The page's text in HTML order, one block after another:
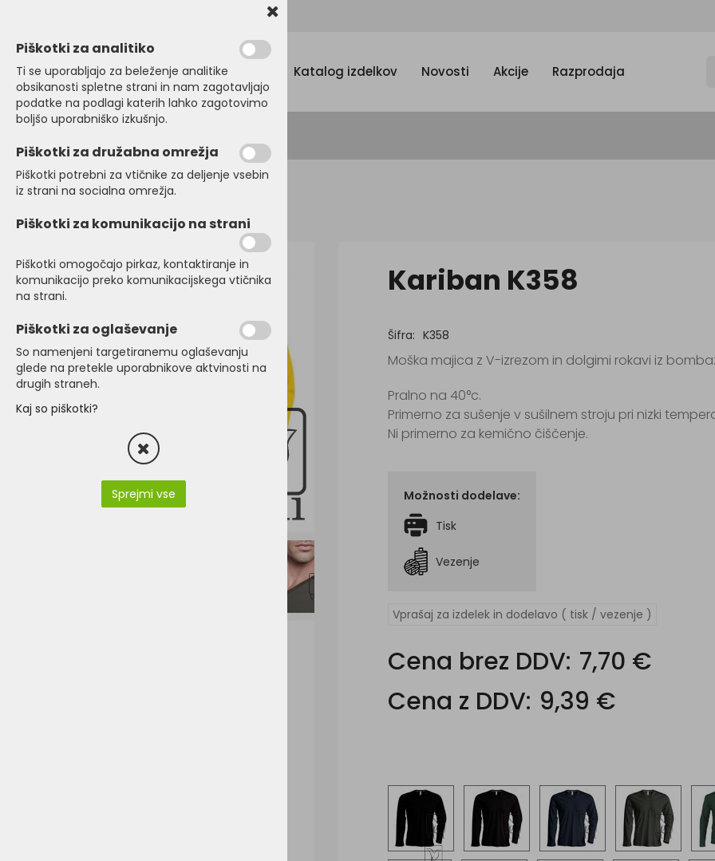
Menu Katalog izdelkov Novosti Akcije Razprodaja
Domov MAJICE Dolg rokav
Kariban K358
Šifra: K358
Moška majica z V-izrezom in dolgimi rokavi iz
Pralno na 40°c.
Primerno za sušenje v sušilnem stroju pri nizki
Ni primerno za kemično čiščenje.
Možnosti dodelave:
Tisk
Vezenje
Vprašaj za izdelek in dodelavo ( tisk / vezenje )
Cena brez DDV: 7,70 €
Cena z DDV: 9,39 €
Piškotki za analitiko
Ti se uporabljajo za beleženje analitike
obsikanosti spletne strani in nam zagotavljajo
podatke na podlagi katerih lahko zagotovimo
boljšo uporabniško izkušnjo.
Piškotki za družabna omrežja
Piškotki potrebni za vtičnike za deljenje vsebin
iz strani na socialna omrežja.
Piškotki za komunikacijo na strani
Piškotki omogočajo pirkaz, kontaktiranje in
komunikacijo preko komunikacijskega vtičnika
na strani.
Piškotki za oglaševanje
So namenjeni targetiranemu oglaševanju
glede na pretekle uporabnikove aktvinosti na
drugih straneh.
Kaj so piškotki?
Sprejmi vse